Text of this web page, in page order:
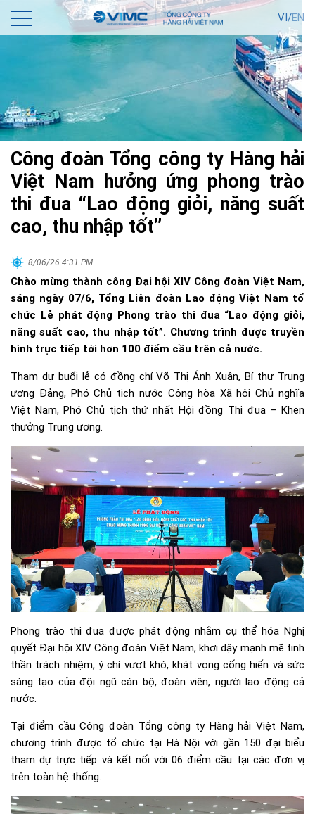
VI/EN
Công đoàn Tổng công ty Hàng hải
Việt Nam hưởng ứng phong trào
thi đua “Lao động giỏi, năng suất
cao, thu nhập tốt”
8/06/26 4:31 PM
Chào mừng thành công Đại hội XIV Công đoàn Việt Nam,
sáng ngày 07/6, Tổng Liên đoàn Lao động Việt Nam tổ
chức Lễ phát động Phong trào thi đua “Lao động giỏi,
năng suất cao, thu nhập tốt”. Chương trình được truyền
hình trực tiếp tới hơn 100 điểm cầu trên cả nước.
Tham dự buổi lễ có đồng chí Võ Thị Ánh Xuân, Bí thư Trung
ương Đảng, Phó Chủ tịch nước Cộng hòa Xã hội Chủ nghĩa
Việt Nam, Phó Chủ tịch thứ nhất Hội đồng Thi đua – Khen
thưởng Trung ương.
Phong trào thi đua được phát động nhằm cụ thể hóa Nghị
quyết Đại hội XIV Công đoàn Việt Nam, khơi dậy mạnh mẽ tinh
thần trách nhiệm, ý chí vượt khó, khát vọng cống hiến và sức
sáng tạo của đội ngũ cán bộ, đoàn viên, người lao động cả
nước.
Tại điểm cầu Công đoàn Tổng công ty Hàng hải Việt Nam,
chương trình được tổ chức tại Hà Nội với gần 150 đại biểu
tham dự trực tiếp và kết nối với 06 điểm cầu tại các đơn vị
trên toàn hệ thống.